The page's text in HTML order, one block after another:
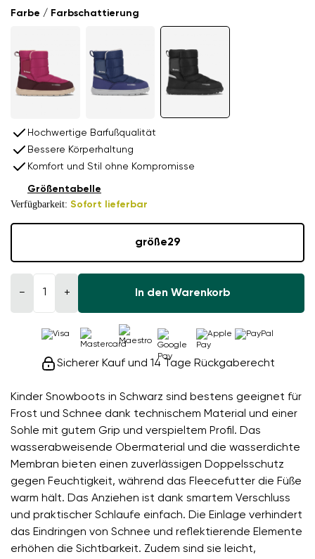
Kinder Snowboots in Schwarz sind bestens geeignet für
Frost und Schnee dank technischem Material und einer
Sohle mit gutem Grip und verspieltem Profil. Das
wasserabweisende Obermaterial und die wasserdichte
Membran bieten einen zuverlässigen Doppelsschutz
gegen Feuchtigkeit, während das Fleecefutter die Füße
warm hält. Das Anziehen ist dank smartem Verschluss
und praktischer Schlaufe einfach. Die Einlage verhindert
das Eindringen von Schnee und reflektierende Elemente
erhöhen die Sichtbarkeit. Zudem sind sie leicht,
Farbe / Farbschattierung
Hochwertige Barfußqualität
Bessere Körperhaltung
Komfort und Stil ohne Kompromisse
Verfügbarkeit: Sofort lieferbar
Größentabelle
größe29
− + In den Warenkorb
Sicherer Kauf und 14 Tage Rückgaberecht